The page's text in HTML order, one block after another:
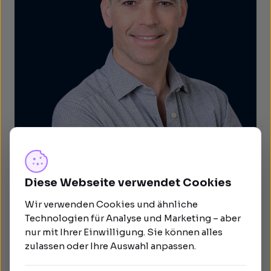
Über den Autor
Diese Webseite verwendet Cookies
Wir verwenden Cookies und ähnliche
Technologien für Analyse und Marketing – aber
nur mit Ihrer Einwilligung. Sie können alles
zulassen oder Ihre Auswahl anpassen.